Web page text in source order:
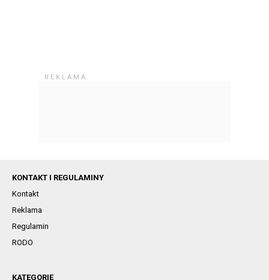
KONTAKT I REGULAMINY
Kontakt
Reklama
Regulamin
RODO
KATEGORIE